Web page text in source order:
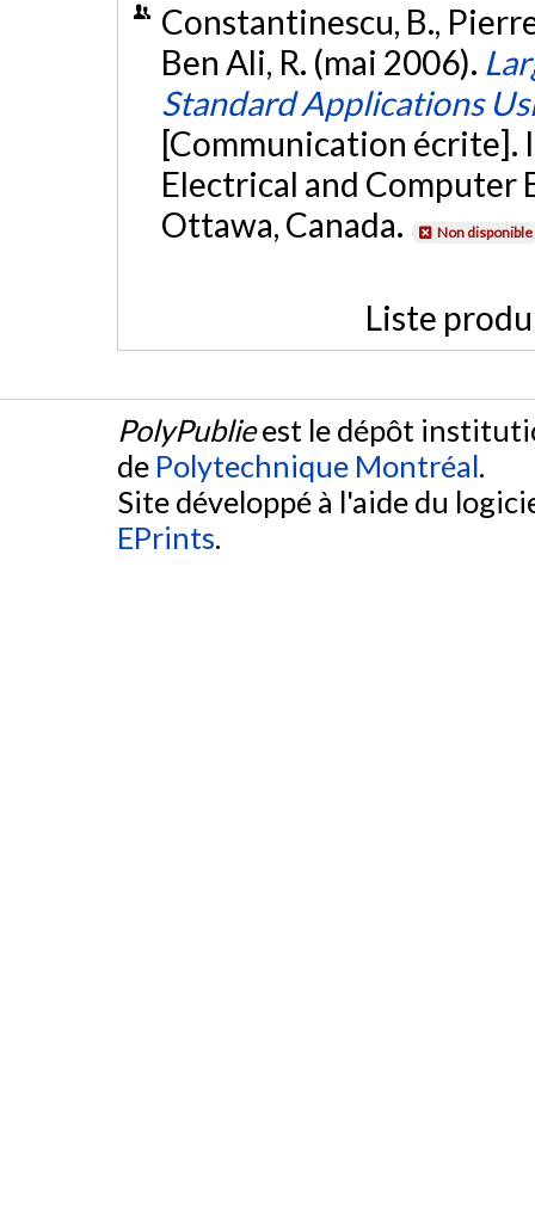
Constantinescu, B.,
Ben Ali, R. (mai 2006).
Standard Applications
[Communication écrite].
Electrical and Computer
Ottawa, Canada.
Non disponible
Liste
PolyPublieest le dépôt
de Polytechnique Montréal.
Site développé à l'aide du
EPrints.